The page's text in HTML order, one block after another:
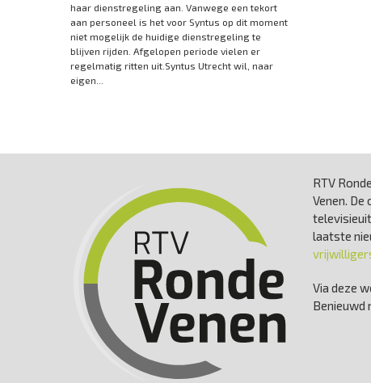
haar dienstregeling aan. Vanwege een tekort
aan personeel is het voor Syntus op dit moment
niet mogelijk de huidige dienstregeling te
blijven rijden. Afgelopen periode vielen er
regelmatig ritten uit.Syntus Utrecht wil, naar
eigen...
RTV
Venen.
laatste
Via deze
Benieuwd